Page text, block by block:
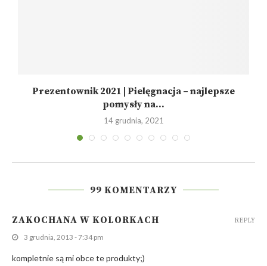
Prezentownik 2021 | Pielęgnacja – najlepsze
pomysły na...
14 grudnia, 2021
99 KOMENTARZY
ZAKOCHANA W KOLORKACH
3 grudnia, 2013 - 7:34 pm
kompletnie są mi obce te produkty;)
REPLY